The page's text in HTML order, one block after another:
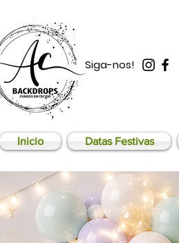
Siga-nos!
Inicio Datas Festivas